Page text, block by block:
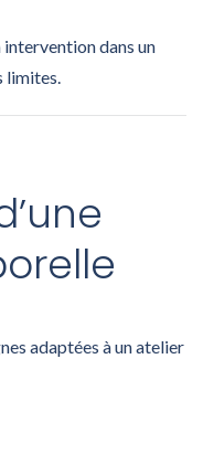
dans un
limites.
adaptées à un atelier